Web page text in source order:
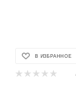
В ИЗБРАННОЕ